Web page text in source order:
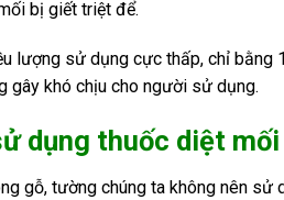
bị giết triệt để.
lượng sử dụng cực thấp, chỉ
gây khó chịu cho người sử dụng.
dụng thuốc diệt
gỗ, tường chúng ta không nên sử